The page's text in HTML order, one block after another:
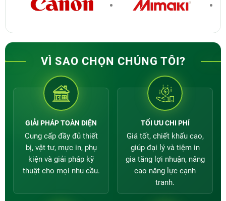
VÌ SAO CHỌN CHÚNG TÔI?
GIẢI PHÁP TOÀN DIỆN
Cung cấp đầy đủ thiết
bị, vật tư, mực in, phụ
kiện và giải pháp kỹ
thuật cho mọi nhu cầu.
TỐI ƯU CHI PHÍ
Giá tốt, chiết khấu cao,
giúp đại lý và tiệm in
gia tăng lợi nhuận, nâng
cao năng lực cạnh
tranh.